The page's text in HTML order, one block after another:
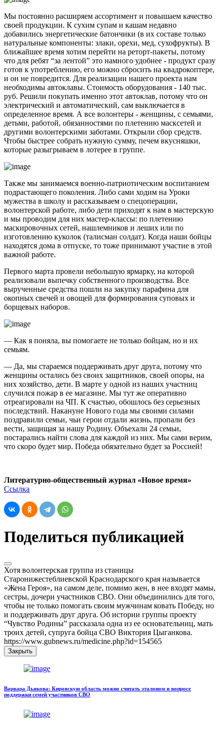
Мы постоянно расширяем ассортимент и повышаем качество
своей продукции. К сухим супам и кашам недавно
добавились энергетические батончики (в их составе только
натуральные компоненты: злаки, орехи, мед, сухофрукты). В
ближайшее время хотим перейти на реторт-пакеты, потому
что для ребят “за лентой” это намного удобнее - продукт сразу
готов к употреблению, его можно сбросить на квадрокоптере,
и он не повредится. Для реализации нашего проекта нам
необходимы автоклавы. Стоимость оборудования - 140 тыс.
руб. Решили покупать именно этот автоклав, потому что он
электрический и автоматический, сам выключается в
определенное время. А все волонтеры - женщины, с семьями,
детьми, работой, обязанностями по плетению масксетей и
другими волонтерскими заботами. Открыли сбор средств.
Чтобы быстрее собрать нужную сумму, печем вкусняшки,
которые разыгрываем в лотерее в группе.
Также мы занимаемся военно-патриотическим воспитанием
подрастающего поколения. Либо сами ходим на Уроки
мужества в школу и рассказываем о спецоперации,
волонтерской работе, либо дети приходят к нам в мастерскую
и мы проводим для них мастер-классы: по плетению
маскировочных сетей, нашлемников и леших или по
изготовлению куколок (талисман солдат). Когда наши бойцы
находятся дома в отпуске, то тоже принимают участие в этой
важной работе.
Первого марта провели небольшую ярмарку, на которой
реализовали выпечку собственного производства. Все
вырученные средства пошли на закупку парафина для
окопных свечей и овощей для формирования суповых и
борщевых наборов.
— Как я поняла, вы помогаете не только бойцам, но и их
семьям.
— Да, мы стараемся поддерживать друг друга, потому что
женщины остались без своих защитников, своей опоры, на
них хозяйство, дети. В марте у одной из наших участниц
случился пожар в ее магазине. Мы тут же оперативно
отреагировали на ЧП. К счастью, обошлось без серьезных
последствий. Накануне Нового года мы своими силами
поздравили семьи, чьи герои отдали жизнь, пропали без
вести, защищая за нашу Родину. Объехали 24 семьи,
постарались найти слова для каждой из них. Мы сами верим,
что скоро будет мир. Победа обязательно будет за Россией!
Литературно-общественный журнал «Новое время»
Ссылка
Поделиться публикацией
Хотя волонтерская группа из станицы
Старонижестеблиевской Краснодарского края называется
«Жена Героя», на самом деле, помимо жен, в нее входят мамы,
сестры, дочери участников СВО. Они объединились для того,
чтобы не только помогать своим мужчинам ковать Победу, но
и поддерживать друг друга. Об истории группы проекту
“Чувство Родины” рассказала одна из ее основательниц, мать
троих детей, супруга бойца СВО Виктория Цыганкова.
https://www.gubnews.ru/medicine.php?id=154565
Закрыть
Варвара Дьякова: Кировскую область можно считать эталоном в вопросе
поддержки семей участников СВО